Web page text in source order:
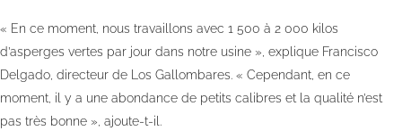
« En ce moment, nous travaillons avec 1 500 à 2 000 kilos
d’asperges vertes par jour dans notre usine », explique Francisco
Delgado, directeur de Los Gallombares. « Cependant, en ce
moment, il y a une abondance de petits calibres et la qualité n’est
pas très bonne », ajoute-t-il.